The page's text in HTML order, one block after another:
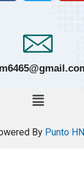
By Punto HN